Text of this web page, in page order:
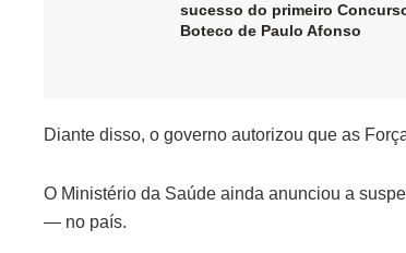
sucesso do primeiro
Boteco de Paulo Afonso
Diante disso, o governo autorizou que as
O Ministério da Saúde ainda anunciou a
— no país.